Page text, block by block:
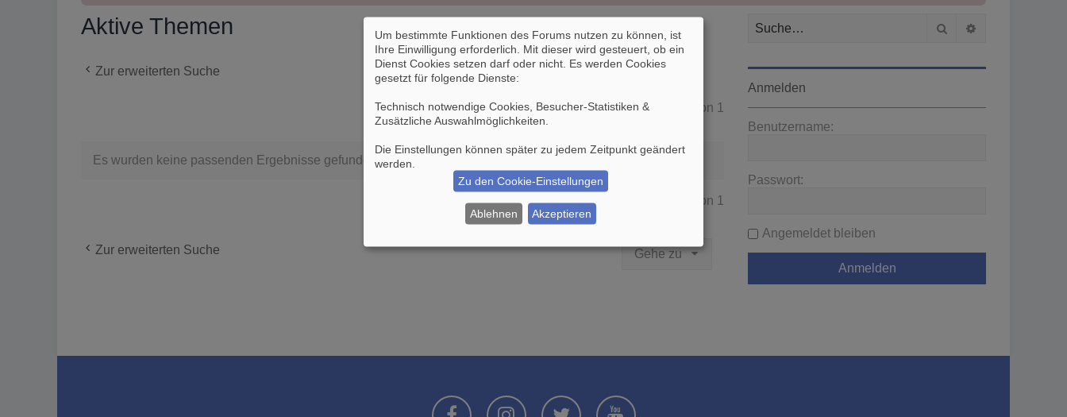
Aktive Themen
Zur erweiterten Suche
Die Suche ergab 0 Treffer • Seite von 1
Es wurden keine passenden Ergebnisse gefunden.
Die Suche ergab 0 Treffer • Seite von 1
Zur erweiterten Suche Gehe zu
Suche
Anmelden
Benutzername:
Passwort:
Angemeldet bleiben
Um bestimmte Funktionen des Forums nutzen zu können, ist
Ihre Einwilligung erforderlich. Mit dieser wird gesteuert, ob ein
Dienst Cookies setzen darf oder nicht. Es werden Cookies
gesetzt für folgende Dienste:
Technisch notwendige Cookies, Besucher-Statistiken &
Zusätzliche Auswahlmöglichkeiten
Die Einstellungen können später zu jedem Zeitpunkt geändert
werden.
Zu den Cookie-Einstellungen
Ablehnen Akzeptieren